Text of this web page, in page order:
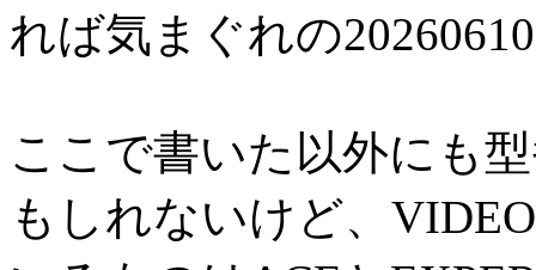
れば気まぐれの
ここで書いた以外にも
もしれないけど、